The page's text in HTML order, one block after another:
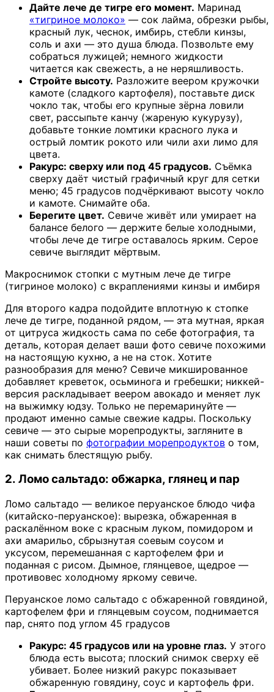
Дайте лече де тигре его момент. Маринад
«тигриное молоко» — сок лайма, обрезки рыбы,
красный лук, чеснок, имбирь, стебли кинзы,
соль и ахи — это душа блюда. Позвольте ему
собраться лужицей; немного жидкости
читается как свежесть, а не неряшливость.
Стройте высоту. Разложите веером кружочки
камоте (сладкого картофеля), поставьте диск
чокло так, чтобы его крупные зёрна ловили
свет, рассыпьте канчу (жареную кукурузу),
добавьте тонкие ломтики красного лука и
острый ломтик рокото или чили ахи лимо для
цвета.
Ракурс: сверху или под 45 градусов. Съёмка
сверху даёт чистый графичный круг для сетки
меню; 45 градусов подчёркивают высоту чокло
и камоте. Снимайте оба.
Берегите цвет. Севиче живёт или умирает на
балансе белого — держите белые холодными,
чтобы лече де тигре оставалось ярким. Серое
севиче выглядит мёртвым.
Макроснимок стопки с мутным лече де тигре
(тигриное молоко) с вкраплениями кинзы и имбиря
Для второго кадра подойдите вплотную к стопке
лече де тигре, поданной рядом, — эта мутная, яркая
от цитруса жидкость сама по себе фотография, та
деталь, которая делает ваши фото севиче похожими
на настоящую кухню, а не на сток. Хотите
разнообразия для меню? Севиче микшированное
добавляет креветок, осьминога и гребешки; никкей-
версия раскладывает веером авокадо и меняет лук
на выжимку юдзу. Только не перемаринуйте —
продают именно самые свежие кадры. Поскольку
севиче — это сырые морепродукты, загляните в
наши советы по фотографии морепродуктов о том,
как снимать блестящую рыбу.
2. Ломо сальтадо: обжарка, глянец и пар
Ломо сальтадо — великое перуанское блюдо чифа
(китайско-перуанское): вырезка, обжаренная в
раскалённом воке с красным луком, помидором и
ахи амарильо, сбрызнутая соевым соусом и
уксусом, перемешанная с картофелем фри и
поданная с рисом. Дымное, глянцевое, щедрое —
противовес холодному яркому севиче.
Перуанское ломо сальтадо с обжаренной говядиной,
картофелем фри и глянцевым соусом, поднимается
пар, снято под углом 45 градусов
Ракурс: 45 градусов или на уровне глаз. У этого
блюда есть высота; плоский снимок сверху её
убивает. Более низкий ракурс показывает
обжаренную говядину, соус и картофель фри.